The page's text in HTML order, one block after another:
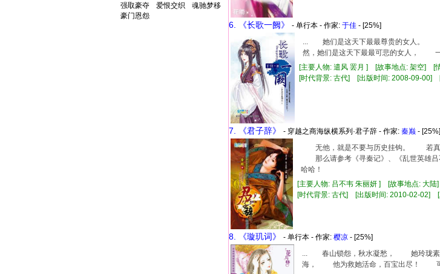
强取豪夺
爱恨交织
魂驰梦移
豪门恩怨
6. 《长歌一阙》 - 单行本 - 作家: 于佳 - [25%]
... 她们是这天下最最尊贵的女人。
然，她们是这天下最最可悲的女人
[主要人物: 遣风 罢月 ] [故事地点: 架空] [
[时代背景: 古代] [出版时间: 2008-09-
7. 《君子辞》 - 穿越之商海纵横系列·君子辞 - 作家: 秦巅 - [25%]
无他，就是不要与历史挂钩。 若真
那么请参考《寻秦记》、《乱世英
哈哈！
[主要人物: 吕不韦 朱丽妍 ] [故事地点: 大
[时代背景: 古代] [出版时间: 2010-02-
8. 《璇玑词》 - 单行本 - 作家: 樱凉 - [25%]
... 春山锁怨，秋水凝愁， 她玲珑
海， 他为救她活命，百宝出尽！